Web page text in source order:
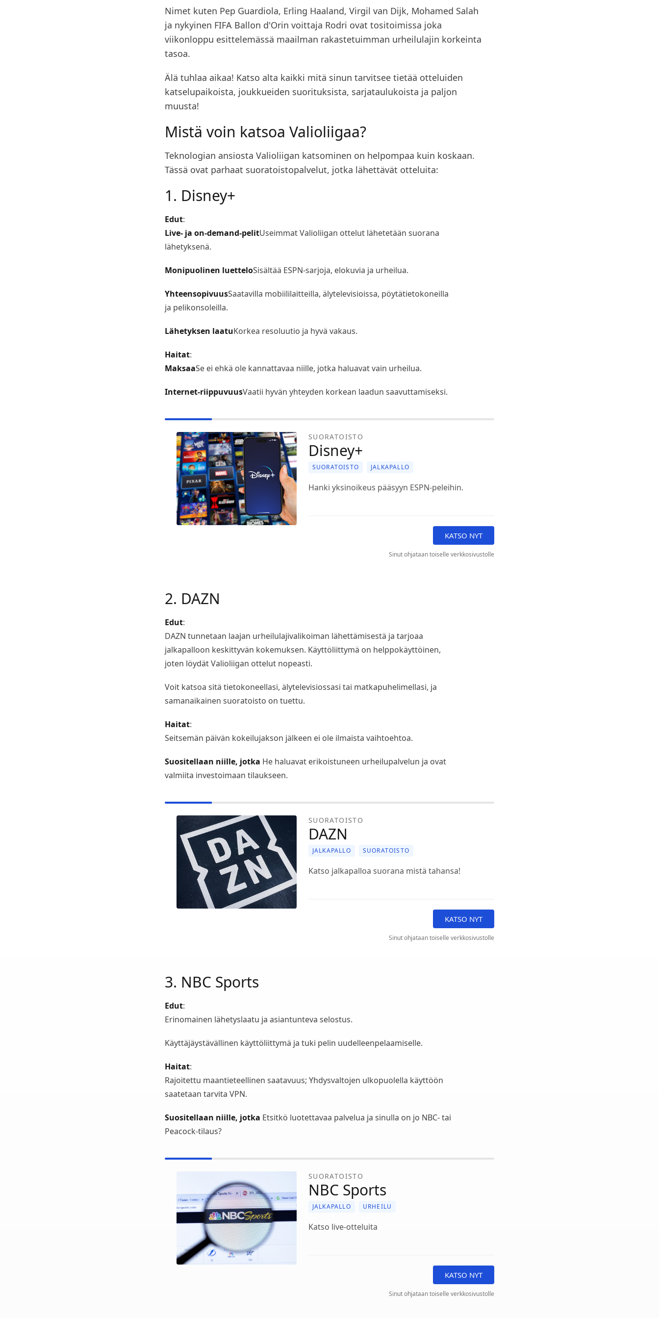
Nimet kuten Pep Guardiola, Erling Haaland, Virgil van Dijk, Mohamed Salah
ja nykyinen FIFA Ballon d'Orin voittaja Rodri ovat tositoimissa joka
viikonloppu esittelemässä maailman rakastetuimman urheilulajin korkeinta
tasoa.
Älä tuhlaa aikaa! Katso alta kaikki mitä sinun tarvitsee tietää otteluiden
katselupaikoista, joukkueiden suorituksista, sarjataulukoista ja paljon
muusta!
Mistä voin katsoa Valioliigaa?
Teknologian ansiosta Valioliigan katsominen on helpompaa kuin koskaan.
Tässä ovat parhaat suoratoistopalvelut, jotka lähettävät otteluita:
1. Disney+
Edut:
Live- ja on-demand-pelitUseimmat Valioliigan ottelut lähetetään suorana
lähetyksenä.
Monipuolinen luetteloSisältää ESPN-sarjoja, elokuvia ja urheilua.
YhteensopivuusSaatavilla mobiililaitteilla, älytelevisioissa, pöytätietokoneilla
ja pelikonsoleilla.
Lähetyksen laatuKorkea resoluutio ja hyvä vakaus.
Haitat:
MaksaaSe ei ehkä ole kannattavaa niille, jotka haluavat vain urheilua.
Internet-riippuvuusVaatii hyvän yhteyden korkean laadun saavuttamiseksi.
SUORATOISTO
Disney+
SUORATOISTO JALKAPALLO
Hanki yksinoikeus pääsyyn ESPN-peleihin.
KATSO NYT
Sinut ohjataan toiselle verkkosivustolle
2. DAZN
Edut:
DAZN tunnetaan laajan urheilulajivalikoiman lähettämisestä ja tarjoaa
jalkapalloon keskittyvän kokemuksen. Käyttöliittymä on helppokäyttöinen,
joten löydät Valioliigan ottelut nopeasti.
Voit katsoa sitä tietokoneellasi, älytelevisiossasi tai matkapuhelimellasi, ja
samanaikainen suoratoisto on tuettu.
Haitat:
Seitsemän päivän kokeilujakson jälkeen ei ole ilmaista vaihtoehtoa.
Suositellaan niille, jotka He haluavat erikoistuneen urheilupalvelun ja ovat
valmiita investoimaan tilaukseen.
SUORATOISTO
DAZN
JALKAPALLO SUORATOISTO
Katso jalkapalloa suorana mistä tahansa!
KATSO NYT
Sinut ohjataan toiselle verkkosivustolle
3. NBC Sports
Edut:
Erinomainen lähetyslaatu ja asiantunteva selostus.
Käyttäjäystävällinen käyttöliittymä ja tuki pelin uudelleenpelaamiselle.
Haitat:
Rajoitettu maantieteellinen saatavuus; Yhdysvaltojen ulkopuolella käyttöön
saatetaan tarvita VPN.
Suositellaan niille, jotka Etsitkö luotettavaa palvelua ja sinulla on jo NBC- tai
Peacock-tilaus?
SUORATOISTO
NBC Sports
JALKAPALLO URHEILU
Katso live-otteluita
KATSO NYT
Sinut ohjataan toiselle verkkosivustolle